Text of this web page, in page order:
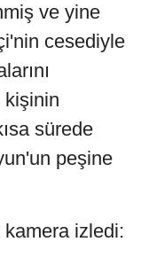
ve yine
cesediyle
kişinin
sürede
peşine
izledi: